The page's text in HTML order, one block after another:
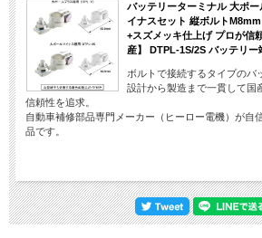
バッテリーターミナル 大ポ
イナスセット 縦ボルトM8mm
+スズメッキ仕上げ プロが信
産】 DTPL-1S/2S バッテリー
ボルトで接続するタイプのバ
設計から製造まで一貫して国
信頼性を追求。
自動車補修部品専門メーカー（ヒーロー電機）が自
品です。